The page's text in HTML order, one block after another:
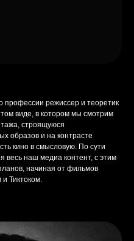
профессии режиссер и теоретик
виде, в котором мы смотрим
строящуюся
образов и на контрасте
кино в смысловую. По сути
весь наш медиа контент, с этим
начиная от фильмов
Тиктоком.